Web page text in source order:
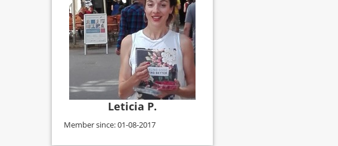
Leticia P.
Member since: 01-08-2017